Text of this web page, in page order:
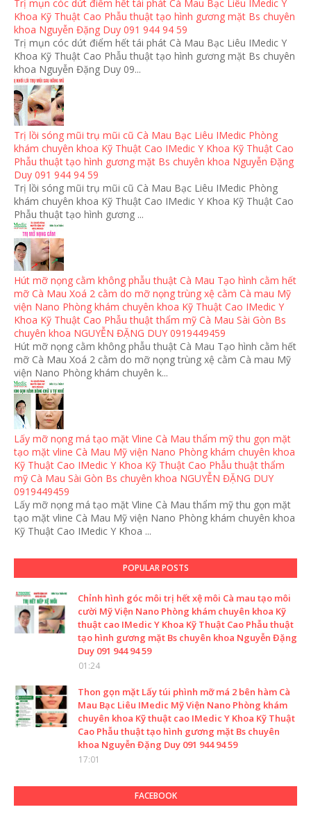
Trị mụn cóc dứt điểm hết tái phát Cà Mau Bạc Liêu IMedic Y
Khoa Kỹ Thuật Cao Phẫu thuật tạo hình gương mặt Bs chuyên
khoa Nguyễn Đặng Duy 091 944 94 59
Trị mụn cóc dứt điểm hết tái phát Cà Mau Bạc Liêu IMedic Y
Khoa Kỹ Thuật Cao Phẫu thuật tạo hình gương mặt Bs chuyên
khoa Nguyễn Đặng Duy 09...
Trị lồi sóng mũi trụ mũi cũ Cà Mau Bạc Liêu IMedic Phòng
khám chuyên khoa Kỹ Thuật Cao IMedic Y Khoa Kỹ Thuật Cao
Phẫu thuật tạo hình gương mặt Bs chuyên khoa Nguyễn Đặng
Duy 091 944 94 59
Trị lồi sóng mũi trụ mũi cũ Cà Mau Bạc Liêu IMedic Phòng
khám chuyên khoa Kỹ Thuật Cao IMedic Y Khoa Kỹ Thuật Cao
Phẫu thuật tạo hình gương ...
Hút mỡ nọng cằm không phẫu thuật Cà Mau Tạo hình cằm hết
mỡ Cà Mau Xoá 2 cằm do mỡ nọng trùng xệ cằm Cà mau Mỹ
viện Nano Phòng khám chuyên khoa Kỹ Thuật Cao IMedic Y
Khoa Kỹ Thuật Cao Phẫu thuật thẩm mỹ Cà Mau Sài Gòn Bs
chuyên khoa NGUYỄN ĐẶNG DUY 0919449459
Hút mỡ nọng cằm không phẫu thuật Cà Mau Tạo hình cằm hết
mỡ Cà Mau Xoá 2 cằm do mỡ nọng trùng xệ cằm Cà mau Mỹ
viện Nano Phòng khám chuyên k...
Lấy mỡ nọng má tạo mặt Vline Cà Mau thẩm mỹ thu gọn mặt
tạo mặt vline Cà Mau Mỹ viện Nano Phòng khám chuyên khoa
Kỹ Thuật Cao IMedic Y Khoa Kỹ Thuật Cao Phẫu thuật thẩm
mỹ Cà Mau Sài Gòn Bs chuyên khoa NGUYỄN ĐẶNG DUY
0919449459
Lấy mỡ nọng má tạo mặt Vline Cà Mau thẩm mỹ thu gọn mặt
tạo mặt vline Cà Mau Mỹ viện Nano Phòng khám chuyên khoa
Kỹ Thuật Cao IMedic Y Khoa ...
POPULAR POSTS
Chỉnh hình góc môi trị hết xệ môi Cà mau tạo môi
cười Mỹ Viện Nano Phòng khám chuyên khoa Kỹ
thuật cao IMedic Y Khoa Kỹ Thuật Cao Phẫu thuật
tạo hình gương mặt Bs chuyên khoa Nguyễn Đặng
Duy 091 944 94 59
01:24
Thon gọn mặt Lấy túi phình mỡ má 2 bên hàm Cà
Mau Bạc Liêu IMedic Mỹ Viện Nano Phòng khám
chuyên khoa Kỹ thuật cao IMedic Y Khoa Kỹ Thuật
Cao Phẫu thuật tạo hình gương mặt Bs chuyên
khoa Nguyễn Đặng Duy 091 944 94 59
17:01
FACEBOOK